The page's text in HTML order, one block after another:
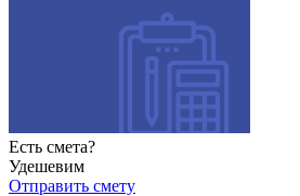
Есть смета?
Удешевим
Отправить смету